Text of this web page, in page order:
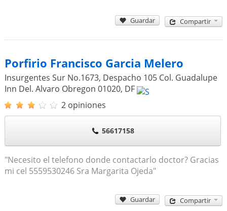
Guardar Compartir
Porfirio Francisco Garcia Melero
Insurgentes Sur No.1673, Despacho 105 Col. Guadalupe
Inn Del. Alvaro Obregon 01020, DF
2 opiniones
56617158
"Necesito el telefono donde contactarlo doctor? Gracias
mi cel 5559530246 Sra Margarita Ojeda"
Guardar Compartir